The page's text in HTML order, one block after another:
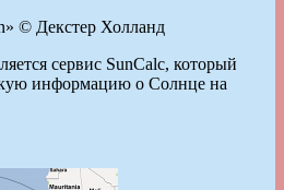
© Декстер Холланд
сервис SunCalc, который
информацию о Солнце на